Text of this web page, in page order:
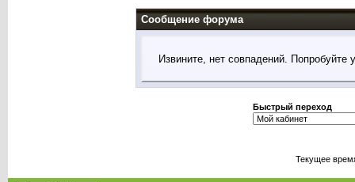
Сообщение форума
Извините, нет совпадений. Попробуйте
Быстрый переход
Текущее